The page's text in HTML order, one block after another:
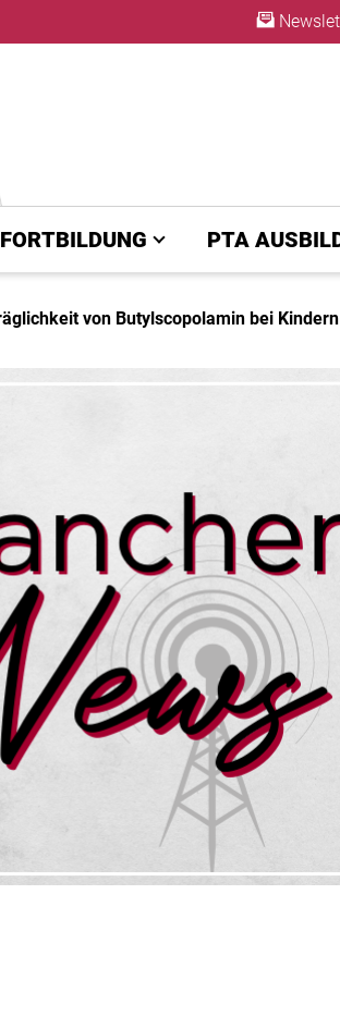
FORTBILDUNG PTA
von Butylscopolamin bei